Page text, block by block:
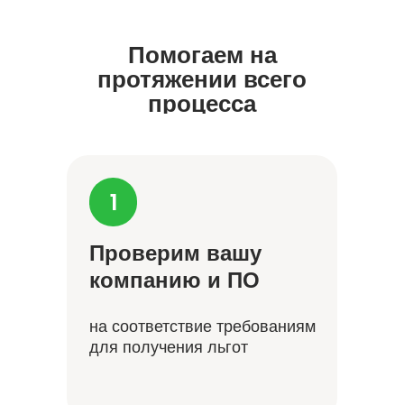
Помогаем на
протяжении всего
процесса
Проверим вашу
компанию и ПО
на соответствие требованиям
для получения льгот